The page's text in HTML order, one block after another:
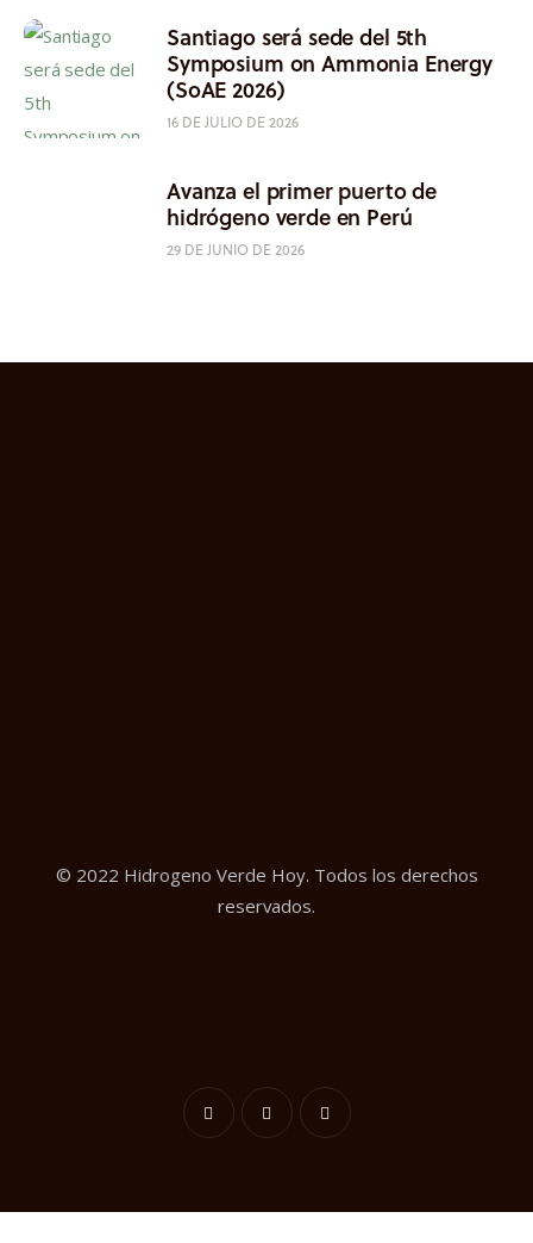
Santiago será sede del 5th
Symposium on Ammonia Energy
(SoAE 2026)
16 DE JULIO DE 2026
Avanza el primer puerto de
hidrógeno verde en Perú
29 DE JUNIO DE 2026
© 2022 Hidrogeno Verde Hoy. Todos los derechos
reservados.